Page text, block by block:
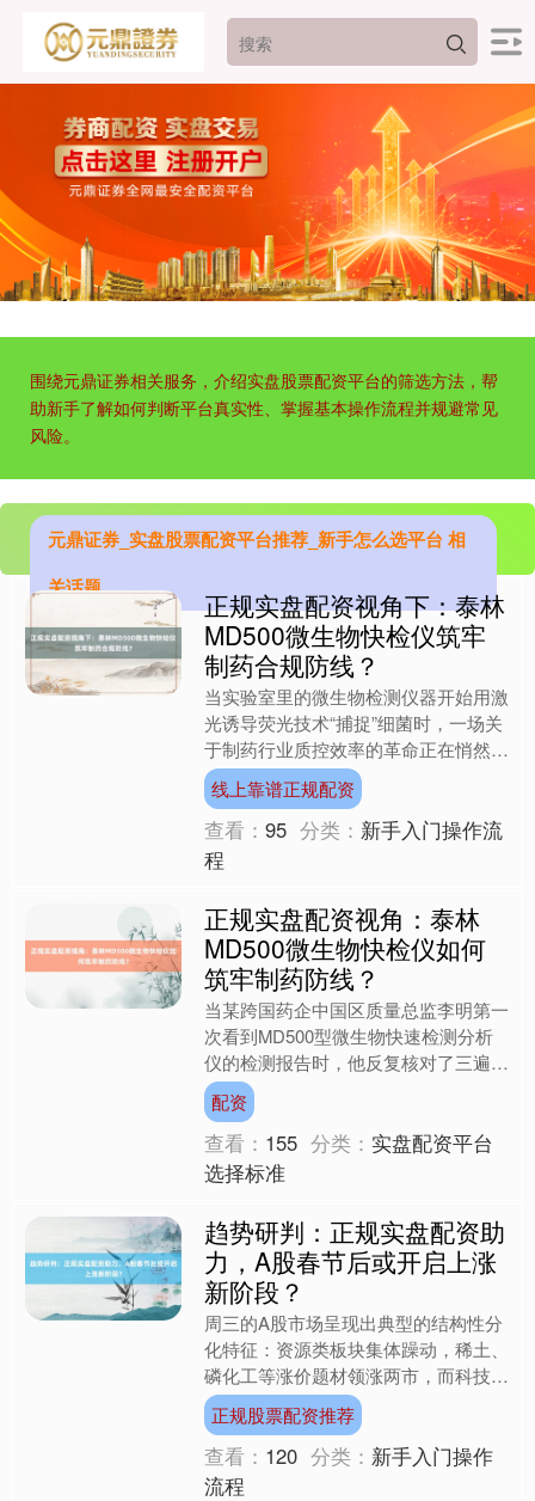
围绕元鼎证券相关服务，介绍实盘股票配资平台的筛选方法，帮
助新手了解如何判断平台真实性、掌握基本操作流程并规避常见
风险。
元鼎证券_实盘股票配资平台推荐_新手怎么选平台 相
关话题
正规实盘配资视角下：泰林
MD500微生物快检仪筑牢
制药合规防线？
当实验室里的微生物检测仪器开始用激
光诱导荧光技术“捕捉”细菌时，一场关
于制药行业质控效率的革命正在悄然发
生。浙江泰林分析仪器有限公司自主研
发的MD500型微生物....
线上靠谱正规配资
查看：95 分类： 新手入门操作流
程
正规实盘配资视角：泰林
MD500微生物快检仪如何
筑牢制药防线？
当某跨国药企中国区质量总监李明第一
次看到MD500型微生物快速检测分析
仪的检测报告时，他反复核对了三遍数
据——这个国产仪器在假单胞菌检测中
的线性相关系数达到0.....
配资
查看： 155 分类： 实盘配资平台
选择标准
趋势研判：正规实盘配资助
力，A股春节后或开启上涨
新阶段？
周三的A股市场呈现出典型的结构性分
化特征：资源类板块集体躁动，稀土、
磷化工等涨价题材领涨两市，而科技线
则因资金分流出现明显回调。这种冰火
两重天的走势背后，折射出....
正规股票配资推荐
查看： 120 分类： 新手入门操作
流程